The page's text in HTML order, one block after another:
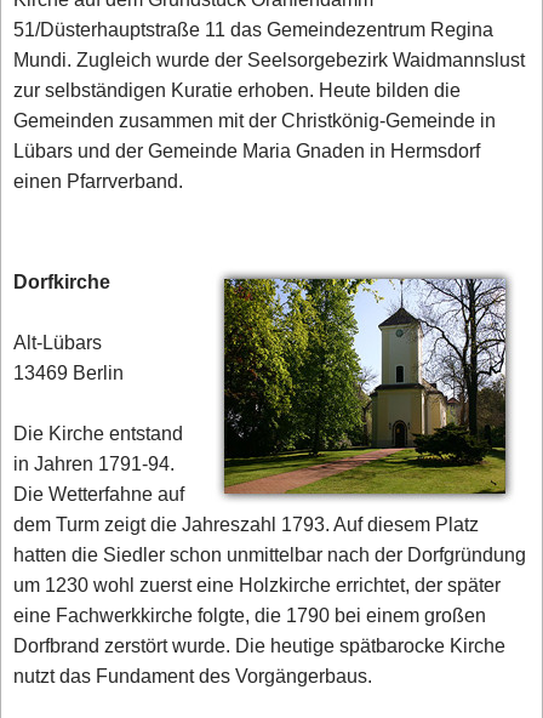
51/Düsterhauptstraße 11 das Gemeindezentrum Regina
Mundi. Zugleich wurde der Seelsorgebezirk Waidmannslust
zur selbständigen Kuratie erhoben. Heute bilden die
Gemeinden zusammen mit der Christkönig-Gemeinde in
Lübars und der Gemeinde Maria Gnaden in Hermsdorf
einen Pfarrverband.
Dorfkirche
Alt-Lübars
13469 Berlin
Die Kirche entstand
in Jahren 1791-94.
Die Wetterfahne auf
dem Turm zeigt die Jahreszahl 1793. Auf diesem Platz
hatten die Siedler schon unmittelbar nach der Dorfgründung
um 1230 wohl zuerst eine Holzkirche errichtet, der später
eine Fachwerkkirche folgte, die 1790 bei einem großen
Dorfbrand zerstört wurde. Die heutige spätbarocke Kirche
nutzt das Fundament des Vorgängerbaus.